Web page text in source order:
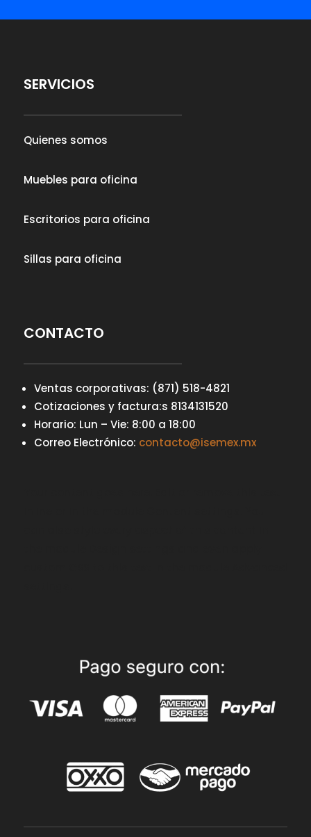
SERVICIOS
Quienes somos
Muebles para oficina
Escritorios para oficina
Sillas para oficina
CONTACTO
Ventas corporativas: (871) 518-4821
Cotizaciones y factura:s 8134131520
Horario: Lun – Vie: 8:00 a 18:00
Correo Electrónico: contacto@isemex.mx